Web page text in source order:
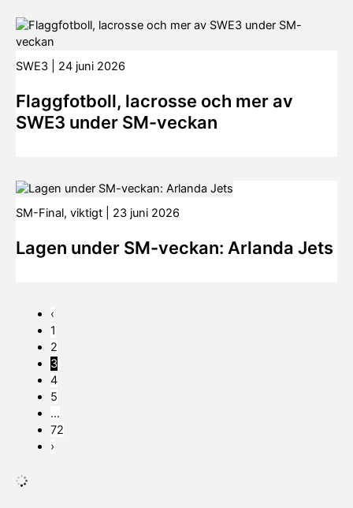
SWE3 24 juni 2026
Flaggfotboll, lacrosse och mer av
SWE3 under SM-veckan
SM-Final, viktigt 23 juni 2026
Lagen under SM-veckan: Arlanda Jets
‹
1
2
3
4
5
…
72
›